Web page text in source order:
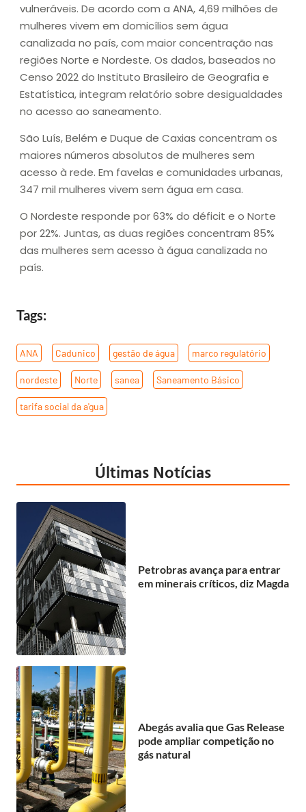
vulneráveis. De acordo com a ANA, 4,69 milhões de
mulheres vivem em domicílios sem água
canalizada no país, com maior concentração nas
regiões Norte e Nordeste. Os dados, baseados no
Censo 2022 do Instituto Brasileiro de Geografia e
Estatística, integram relatório sobre desigualdades
no acesso ao saneamento.
São Luís, Belém e Duque de Caxias concentram os
maiores números absolutos de mulheres sem
acesso à rede. Em favelas e comunidades urbanas,
347 mil mulheres vivem sem água em casa.
O Nordeste responde por 63% do déficit e o Norte
por 22%. Juntas, as duas regiões concentram 85%
das mulheres sem acesso à água canalizada no
país.
Tags:
ANA Cadunico gestão de água marco regulatório
nordeste Norte sanea Saneamento Básico
tarifa social da a'gua
Últimas Notícias
Petrobras avança para entrar
em minerais críticos, diz Magda
Abegás avalia que Gas Release
pode ampliar competição no
gás natural